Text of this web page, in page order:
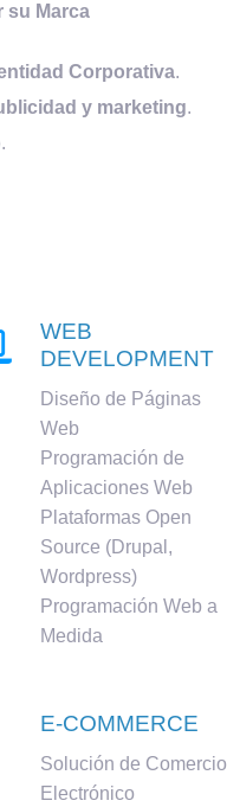
su Marca
Corporativa.
y marketing.
.
WEB
DEVELOPMENT
Diseño de Páginas
Web
Programación de
Aplicaciones Web
Plataformas Open
Source (Drupal,
Wordpress)
Programación Web a
Medida
E-COMMERCE
Solución de Comercio
Electrónico